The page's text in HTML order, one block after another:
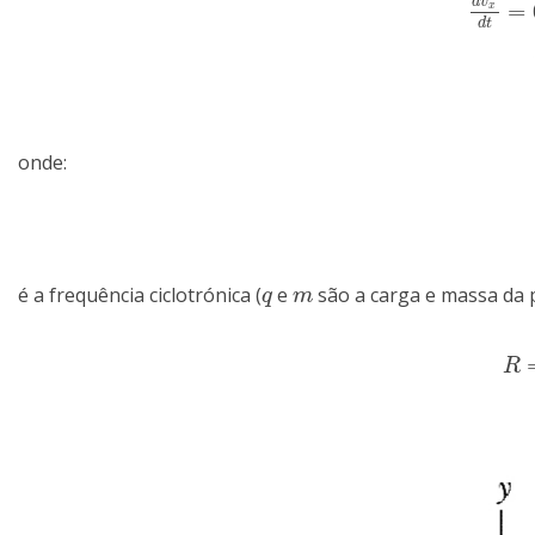
x
dt =
dvxd t=
onde:
é a frequência ciclotrónica (q
qe m
msão a carga e massa da
R
R= 1